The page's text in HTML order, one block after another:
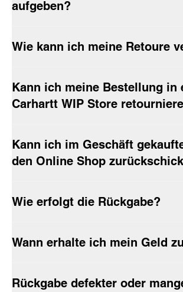
aufgeben?
Wie kann ich meine Retoure
Kann ich meine Bestellung in
Carhartt WIP Store
Kann ich im Geschäft
den Online Shop
Wie erfolgt die Rückgabe?
Wann erhalte ich mein Geld
Rückgabe defekter oder